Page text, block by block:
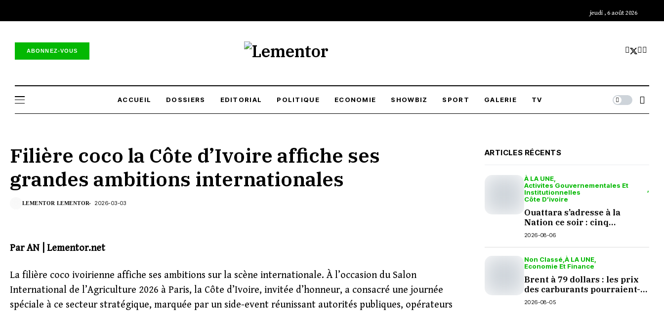
jeudi , 6 août 2026
ABONNEZ-VOUS
ACCUEIL DOSSIERS EDITORIAL POLITIQUE ECONOMIE SHOWBIZ SPORT GALERIE TV
Filière coco la Côte d’Ivoire affiche ses
grandes ambitions internationales
LEMENTOR LEMENTOR 2026-03-03
Par AN | Lementor.net
La filière coco ivoirienne affiche ses ambitions sur la scène internationale. À l’occasion du Salon
International de l’Agriculture 2026 à Paris, la Côte d’Ivoire, invitée d’honneur, a consacré une journée
spéciale à ce secteur stratégique, marquée par un side-event réunissant autorités publiques, opérateurs
ARTICLES RÉCENTS
À LA UNE
Activites Gouvernementales Et
Institutionnelles
Côte D’ivoire
Ouattara s’adresse à la
Nation ce soir : cinq
questions en suspens
2026-08-06
Non Classé À LA UNE
Economie Et Finance
Brent à 79 dollars : les prix
des carburants pourraient-
ils baisser en septembre ?
2026-08-05